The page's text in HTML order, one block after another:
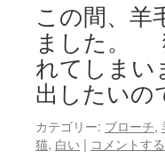
この間、羊
ました。
れてしま
出したい
カテゴリー: ブローチ,
猫, 白い | コメントする